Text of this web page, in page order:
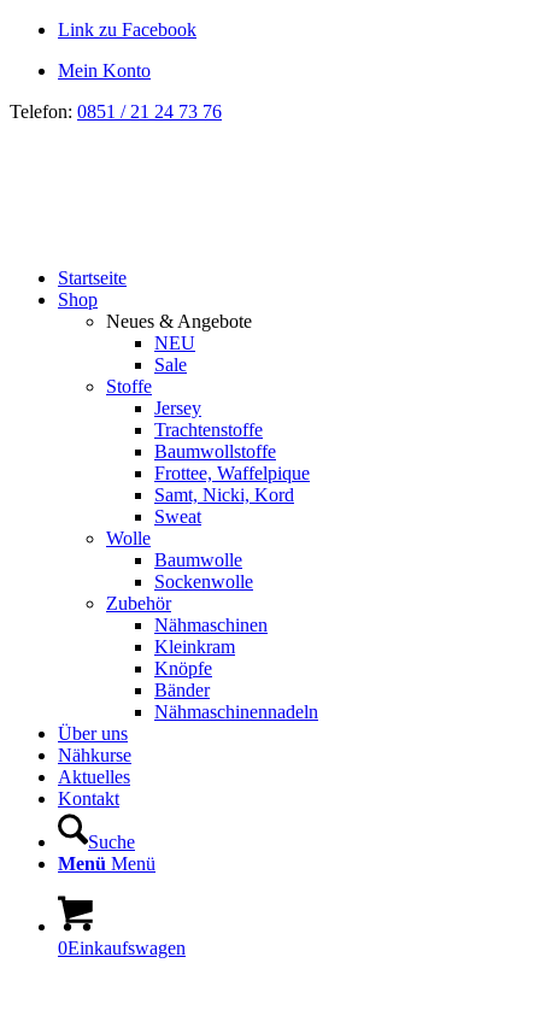
Link zu Facebook
Mein Konto
Telefon: 0851 / 21 24 73 76
Startseite
Shop
Neues & Angebote
NEU
Sale
Stoffe
Jersey
Trachtenstoffe
Baumwollstoffe
Frottee, Waffelpique
Samt, Nicki, Kord
Sweat
Wolle
Baumwolle
Sockenwolle
Zubehör
Nähmaschinen
Kleinkram
Knöpfe
Bänder
Nähmaschinennadeln
Über uns
Nähkurse
Aktuelles
Kontakt
Suche
Menü Menü
0Einkaufswagen